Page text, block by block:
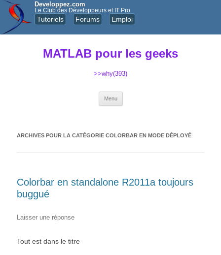
Developpez.com
Le Club des Développeurs et IT Pro
Tutoriels Forums Emploi
MATLAB pour les geeks
>>why(393)
Menu
ARCHIVES POUR LA CATÉGORIE COLORBAR EN MODE DÉPLOYÉ
Colorbar en standalone R2011a toujours
buggué
Laisser une réponse
Tout est dans le titre